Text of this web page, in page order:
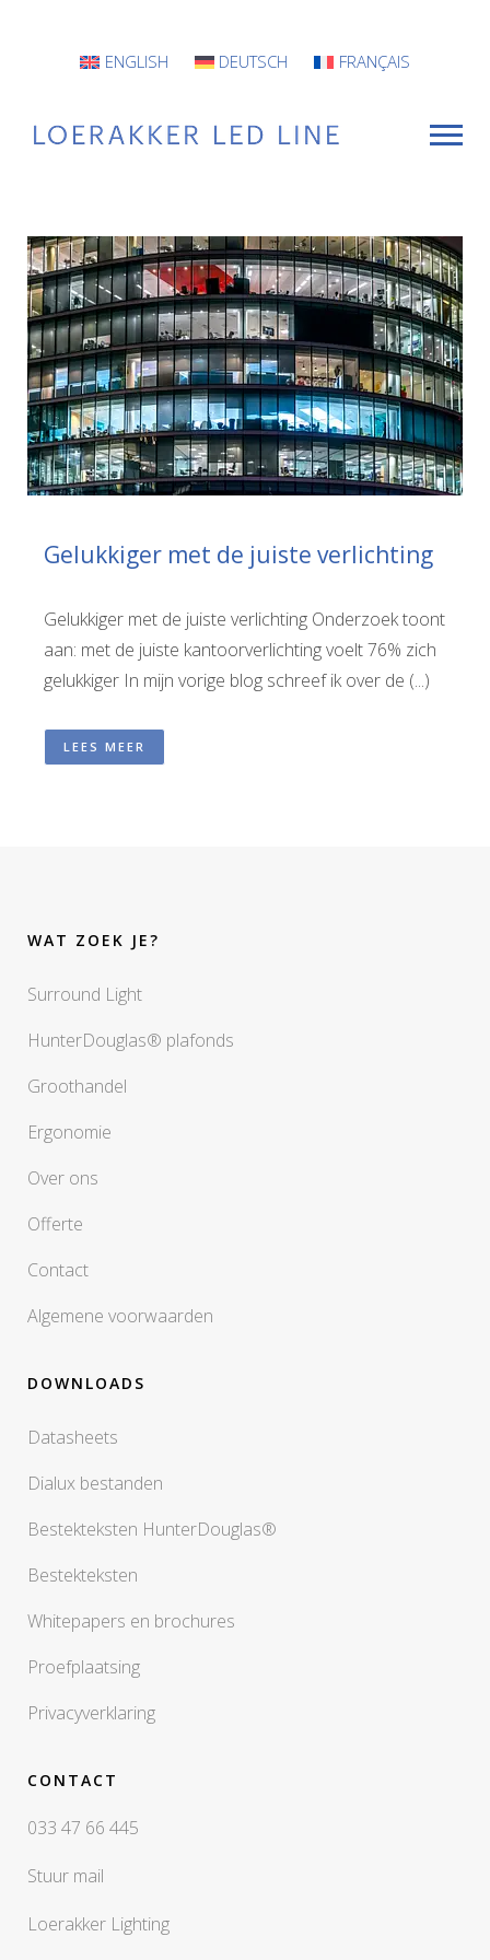
ENGLISH DEUTSCH FRANÇAIS
VOOR WIE
Armaturen
Projecten
INFO
CONTACT
Gelukkiger met de juiste verlichting
Gelukkiger met de juiste verlichting Onderzoek toont
aan: met de juiste kantoorverlichting voelt 76% zich
gelukkiger In mijn vorige blog schreef ik over de (...)
LEES MEER
WAT ZOEK JE?
Surround Light
HunterDouglas® plafonds
Groothandel
Ergonomie
Over ons
Offerte
Contact
Algemene voorwaarden
DOWNLOADS
Datasheets
Dialux bestanden
Bestekteksten HunterDouglas®
Bestekteksten
Whitepapers en brochures
Proefplaatsing
Privacyverklaring
CONTACT
033 47 66 445
Stuur mail
Loerakker Lighting